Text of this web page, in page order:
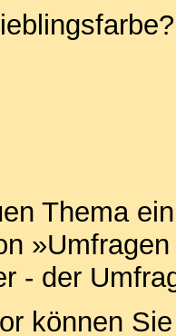
Thema
- der
können